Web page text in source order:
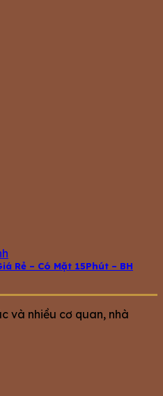
Rẻ – Có Mặt 15Phút – BH
và nhiều cơ quan, nhà